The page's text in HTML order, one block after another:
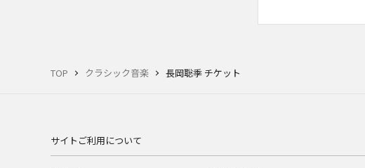
TOP クラシック音楽 長岡聡季 チケット
サイトご利用について